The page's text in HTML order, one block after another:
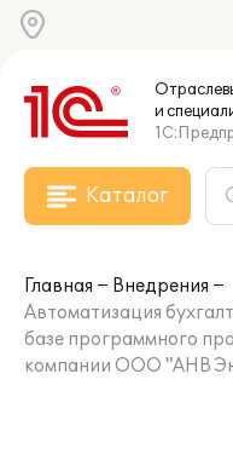
и
Каталог
Главная
Внедрения
Автоматизация
базе программного
компании ООО "АНВ